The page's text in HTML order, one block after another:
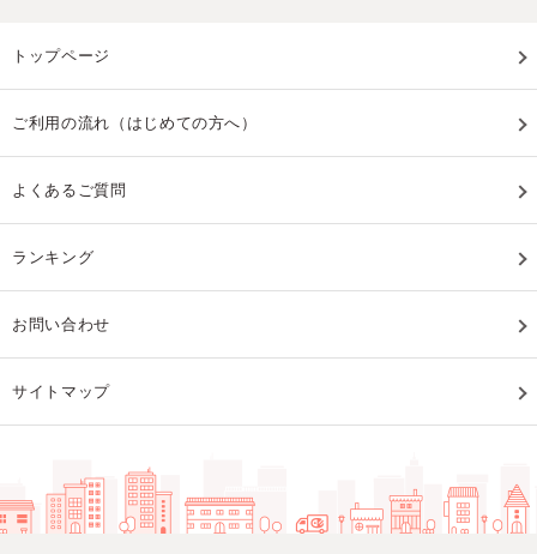
トップページ
ご利用の流れ（はじめての方へ）
よくあるご質問
ランキング
お問い合わせ
サイトマップ